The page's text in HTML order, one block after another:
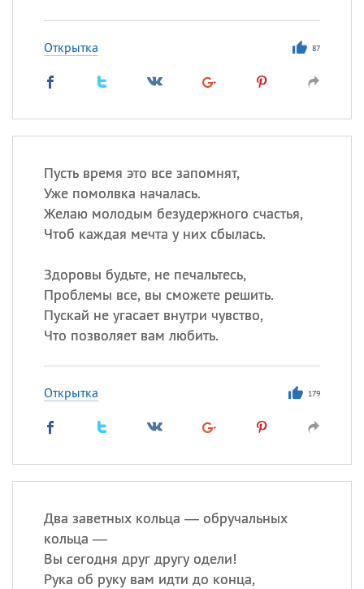
Открытка 87
Пусть время это все запомнят,
Уже помолвка началась.
Желаю молодым безудержного счастья,
Чтоб каждая мечта у них сбылась.
Здоровы будьте, не печальтесь,
Проблемы все, вы сможете решить.
Пускай не угасает внутри чувство,
Что позволяет вам любить.
Открытка 179
Два заветных кольца — обручальных
кольца —
Вы сегодня друг другу одели!
Рука об руку вам идти до конца,